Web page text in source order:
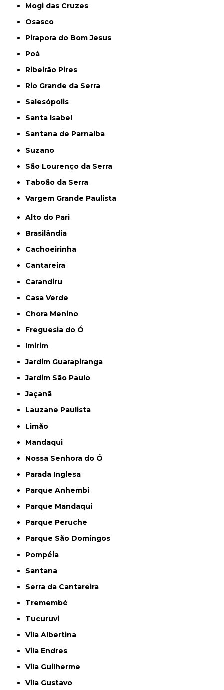
Mogi das Cruzes
Osasco
Pirapora do Bom Jesus
Poá
Ribeirão Pires
Rio Grande da Serra
Salesópolis
Santa Isabel
Santana de Parnaíba
Suzano
São Lourenço da Serra
Taboão da Serra
Vargem Grande Paulista
Alto do Pari
Brasilândia
Cachoeirinha
Cantareira
Carandiru
Casa Verde
Chora Menino
Freguesia do Ó
Imirim
Jardim Guarapiranga
Jardim São Paulo
Jaçanã
Lauzane Paulista
Limão
Mandaqui
Nossa Senhora do Ó
Parada Inglesa
Parque Anhembi
Parque Mandaqui
Parque Peruche
Parque São Domingos
Pompéia
Santana
Serra da Cantareira
Tremembé
Tucuruvi
Vila Albertina
Vila Endres
Vila Guilherme
Vila Gustavo